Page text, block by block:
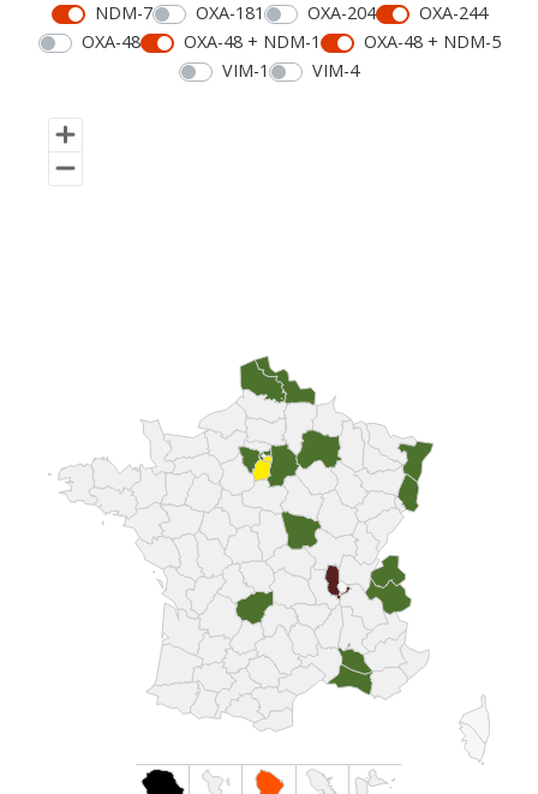
NDM-7
OXA-181 OXA-204
OXA-244
OXA-48
OXA-48 + NDM-1
OXA-48 + NDM-5
VIM-1
VIM-4